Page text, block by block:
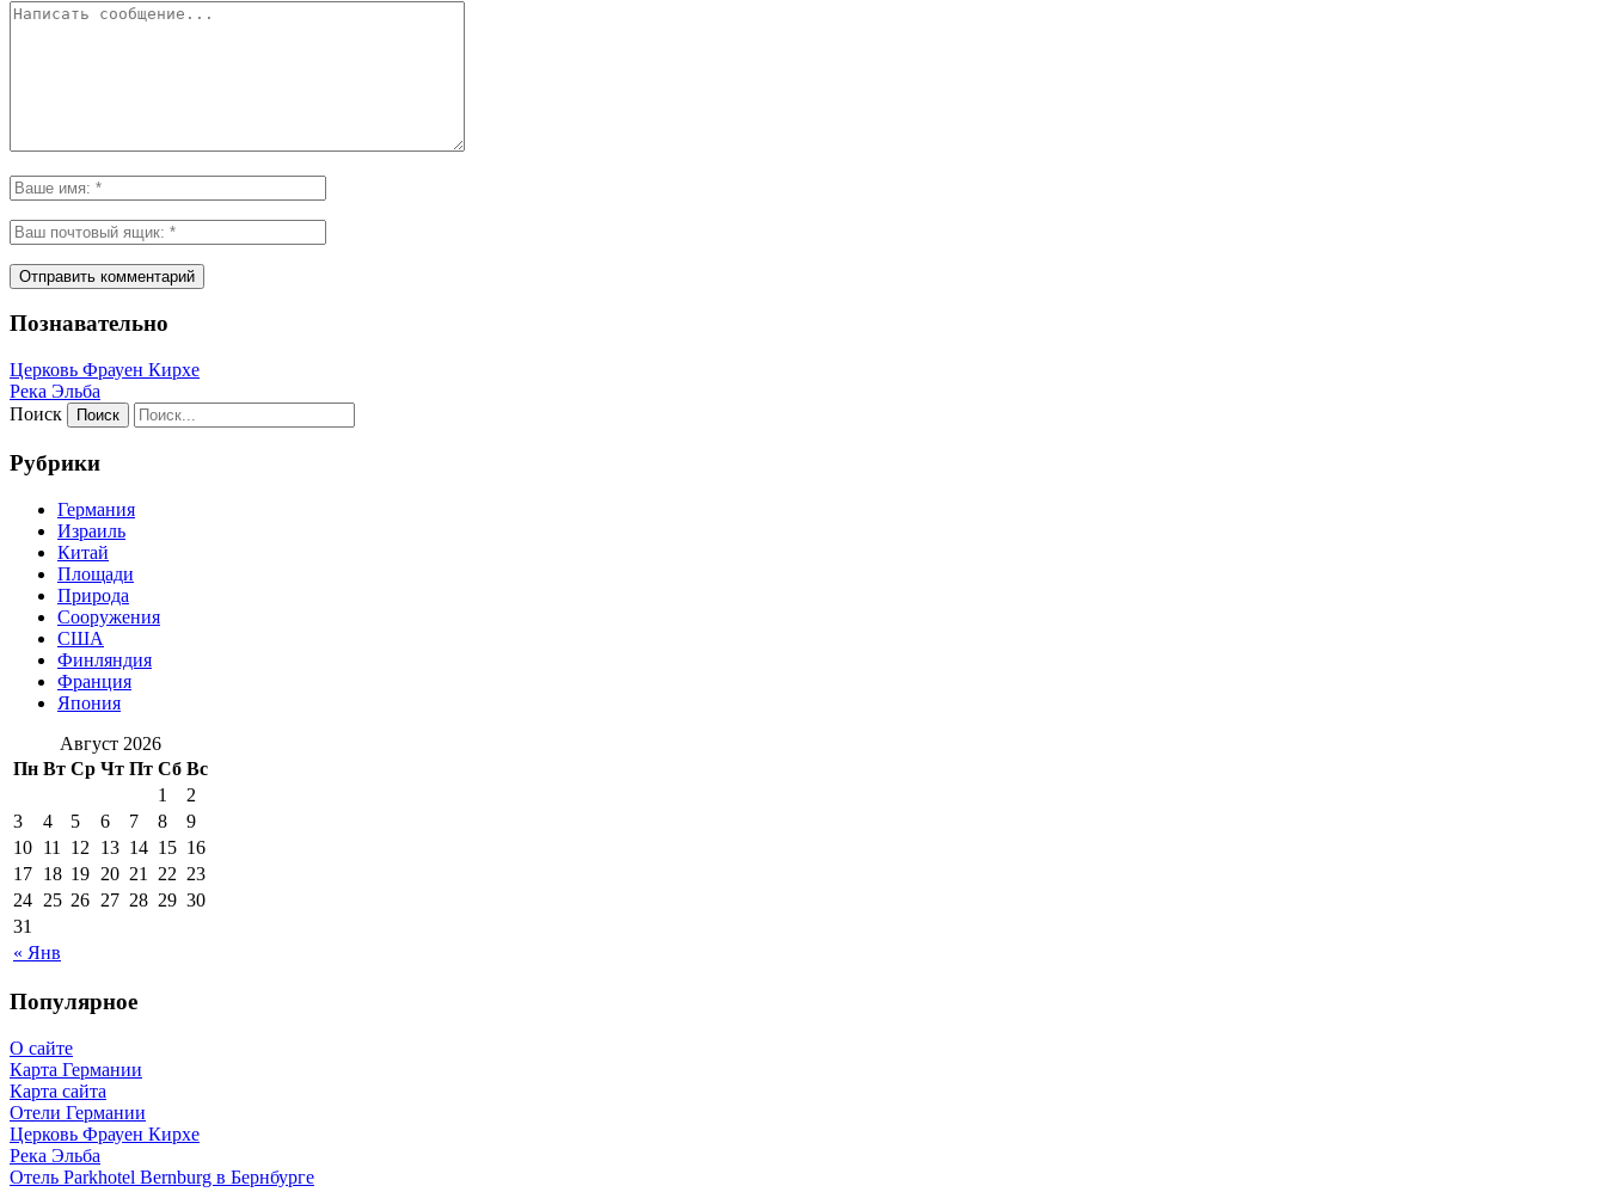
Познавательно
Церковь Фрауен Кирхе
Река Эльба
Поиск
Рубрики
Германия
Израиль
Китай
Площади
Природа
Сооружения
США
Финляндия
Франция
Япония
Август 2026
Пн Вт Ср Чт Пт Сб Вс
« Янв
1
2
3
4 5 6 7 8
9
10 11 12 13 14 15 16
17 18 19 20 21 22 23
24 25 26 27 28 29 30
31
Популярное
О сайте
Карта Германии
Карта сайта
Отели Германии
Церковь Фрауен Кирхе
Река Эльба
Отель Parkhotel Bernburg в Бернбурге